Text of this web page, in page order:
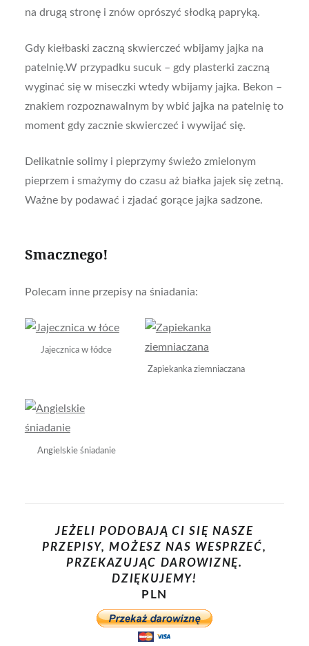
na drugą stronę i znów oprószyć słodką papryką.
Gdy kiełbaski zaczną skwierczeć wbijamy jajka na
patelnię.W przypadku sucuk – gdy plasterki zaczną
wyginać się w miseczki wtedy wbijamy jajka. Bekon –
znakiem rozpoznawalnym by wbić jajka na patelnię to
moment gdy zacznie skwierczeć i wywijać się.
Delikatnie solimy i pieprzymy świeżo zmielonym
pieprzem i smażymy do czasu aż białka jajek się zetną.
Ważne by podawać i zjadać gorące jajka sadzone.
Smacznego!
Polecam inne przepisy na śniadania:
Jajecznica w łódce
Zapiekanka ziemniaczana
Angielskie śniadanie
JEŻELI PODOBAJĄ CI SIĘ NASZE
PRZEPISY, MOŻESZ NAS WESPRZEĆ,
PRZEKAZUJĄC DAROWIZNĘ.
DZIĘKUJEMY!
PLN